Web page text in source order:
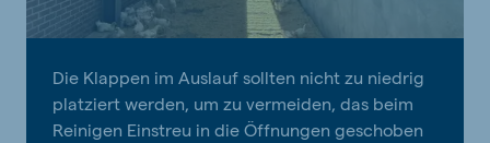
Die Klappen im Auslauf sollten nicht zu niedrig
platziert werden, um zu vermeiden, das beim
Reinigen Einstreu in die Öffnungen geschoben